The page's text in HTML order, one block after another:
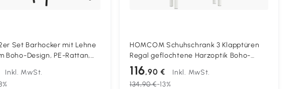
Set Barhocker mit Lehne
Boho-Design, PE-Rattan,
42,5 cm x 52 cm x 102
Inkl. MwSt.
HOMCOM Schuhschrank 3 Klapptüren
Regal geflochtene Harzoptik Boho-
Design 65 x 24,5 x 153 cm weiß
116,90 €
Inkl. MwSt.
134,90 €-13%